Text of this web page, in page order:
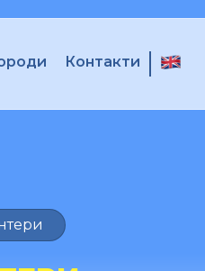
Контакти